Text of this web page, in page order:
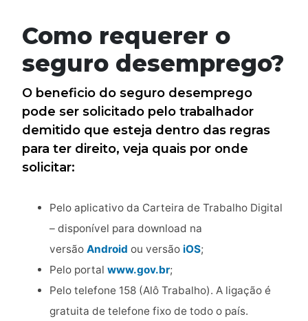
Como requerer o
seguro desemprego?
O beneficio do seguro desemprego
pode ser solicitado pelo trabalhador
demitido que esteja dentro das regras
para ter direito, veja quais por onde
solicitar:
Pelo aplicativo da Carteira de Trabalho Digital
– disponível para download na
versão Android ou versão iOS;
Pelo portal www.gov.br;
Pelo telefone 158 (Alô Trabalho). A ligação é
gratuita de telefone fixo de todo o país.